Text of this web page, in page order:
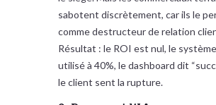
sabotent discrètement, car ils le
comme destructeur de relation
Résultat : le ROI est nul, le
utilisé à 40%, le dashboard dit
le client sent la rupture.